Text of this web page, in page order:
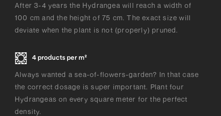
After 3-4 years the Hydrangea will reach a width of
100 cm and the height of 75 cm. The exact size will
deviate when the plant is not (properly) pruned.
4 products per m²
Always wanted a sea-of-flowers-garden? In that case
the correct dosage is super important. Plant four
Hydrangeas on every square meter for the perfect
density.